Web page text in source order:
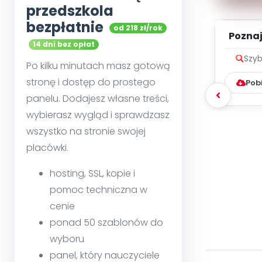
przedszkola
bezpłatnie
od 218 zł/rok
14 dni bez opłat
Po kilku minutach masz gotową
stronę i dostęp do prostego
panelu. Dodajesz własne treści,
wybierasz wygląd i sprawdzasz
wszystko na stronie swojej
placówki.
hosting, SSL, kopie i
pomoc techniczna w
cenie
ponad 50 szablonów do
wyboru
panel, który nauczyciele